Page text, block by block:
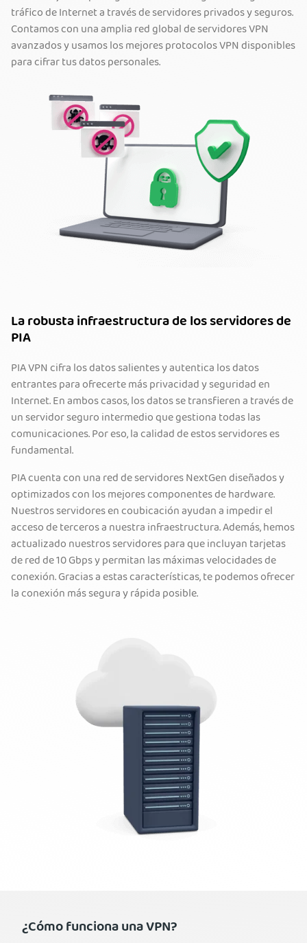
tráfico de Internet a través de servidores privados y seguros.
Contamos con una amplia red global de servidores VPN
avanzados y usamos los mejores protocolos VPN disponibles
para cifrar tus datos personales.
La robusta infraestructura de los servidores de
PIA
PIA VPN cifra los datos salientes y autentica los datos
entrantes para ofrecerte más privacidad y seguridad en
Internet. En ambos casos, los datos se transfieren a través de
un servidor seguro intermedio que gestiona todas las
comunicaciones. Por eso, la calidad de estos servidores es
fundamental.
PIA cuenta con una red de servidores NextGen diseñados y
optimizados con los mejores componentes de hardware.
Nuestros servidores en coubicación ayudan a impedir el
acceso de terceros a nuestra infraestructura. Además, hemos
actualizado nuestros servidores para que incluyan tarjetas
de red de 10 Gbps y permitan las máximas velocidades de
conexión. Gracias a estas características, te podemos ofrecer
la conexión más segura y rápida posible.
¿Cómo funciona una VPN?